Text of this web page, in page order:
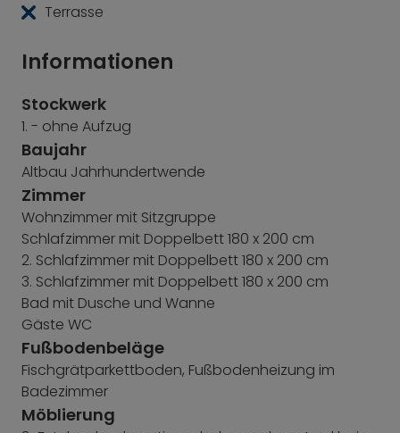
Terrasse
Informationen
Stockwerk
1. - ohne Aufzug
Baujahr
Altbau Jahrhundertwende
Zimmer
Wohnzimmer mit Sitzgruppe
Schlafzimmer mit Doppelbett 180 x 200 cm
2. Schlafzimmer mit Doppelbett 180 x 200 cm
3. Schlafzimmer mit Doppelbett 180 x 200 cm
Bad mit Dusche und Wanne
Gäste WC
Fußbodenbeläge
Fischgrätparkettboden, Fußbodenheizung im
Badezimmer
Möblierung